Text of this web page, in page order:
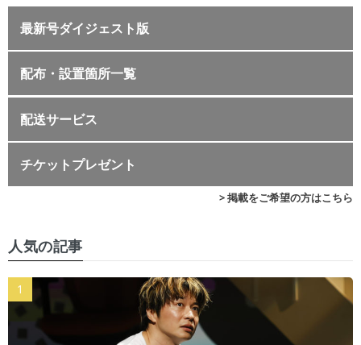
最新号ダイジェスト版
配布・設置箇所一覧
配送サービス
チケットプレゼント
> 掲載をご希望の方はこちら
人気の記事